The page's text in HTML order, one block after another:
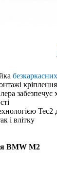
безкаркасних
кріплення
Tec2
і влітку
BMW M2